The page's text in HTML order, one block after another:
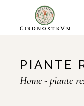
PIANTE
Home piante